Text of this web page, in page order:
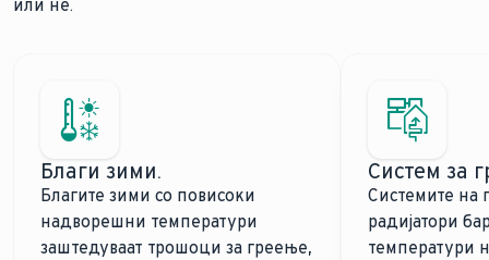
или не.
Благи зими.
Благите зими со повисоки
надворешни температури
заштедуваат трошоци за греење,
Систем за
Системите на
радијатори
температури